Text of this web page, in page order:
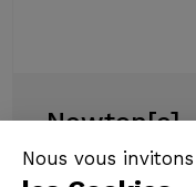
Nous vous
Newton[e]